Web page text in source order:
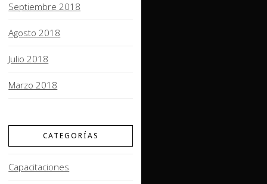
Septiembre 2018
Agosto 2018
Julio 2018
Marzo 2018
CATEGORÍAS
Capacitaciones